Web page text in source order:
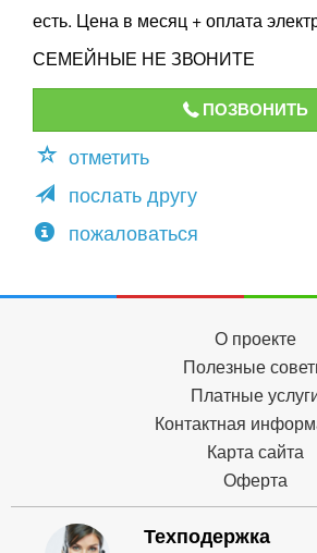
есть. Цена в месяц + оплата
СЕМЕЙНЫЕ НЕ ЗВОНИТЕ
ПОЗВОНИТЬ
отметить
послать другу
пожаловаться
О проекте
Полезные
Платные
Контактная
Карта сайта
Оферта
Техподержка